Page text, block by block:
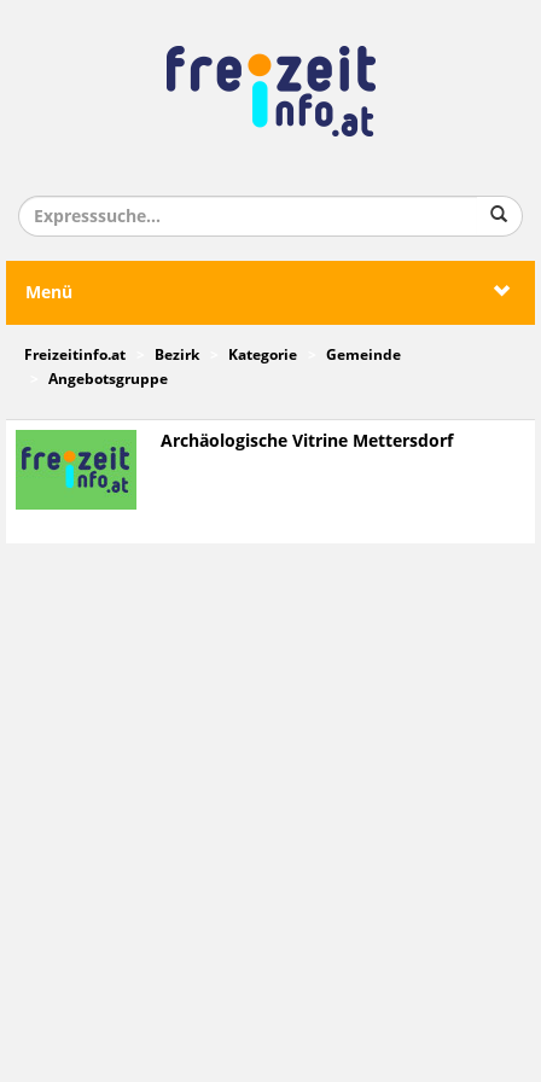
Menü
Freizeitinfo.at Bezirk Kategorie
Gemeinde
Angebotsgruppe
Archäologische Vitrine Mettersdorf